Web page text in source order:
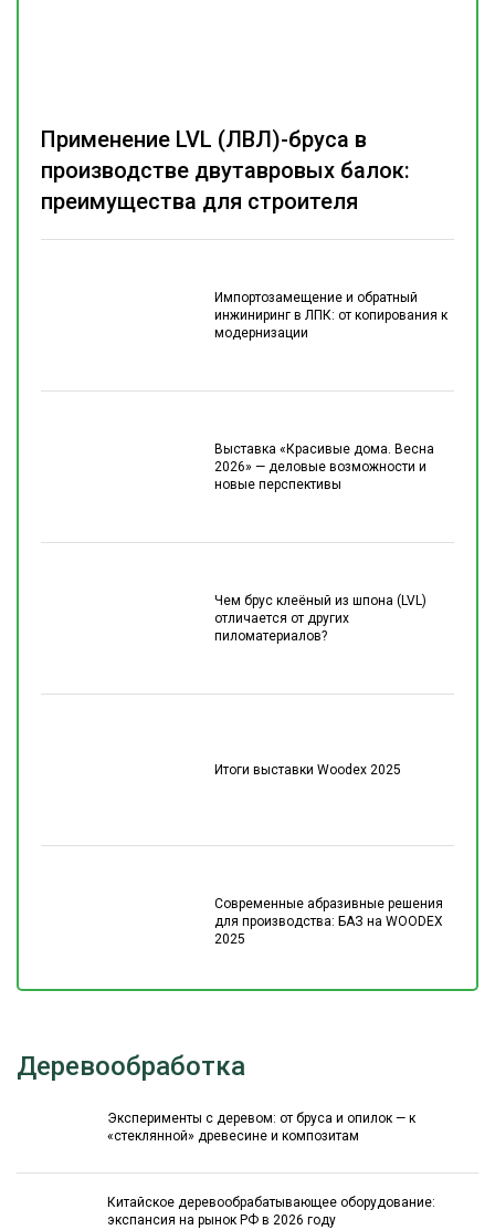
Импортозамещение и обратный
инжиниринг в ЛПК: от копирования к
модернизации
Выставка «Красивые дома. Весна
2026» — деловые возможности и
новые перспективы
Чем брус клеёный из шпона (LVL)
отличается от других
пиломатериалов?
Итоги выставки Woodex 2025
Современные абразивные решения
для производства: БАЗ на WOODEX
2025
Применение LVL (ЛВЛ)-бруса в
производстве двутавровых балок:
преимущества для строителя
Деревообработка
Эксперименты с деревом: от бруса и опилок — к
«стеклянной» древесине и композитам
Китайское деревообрабатывающее оборудование:
экспансия на рынок РФ в 2026 году